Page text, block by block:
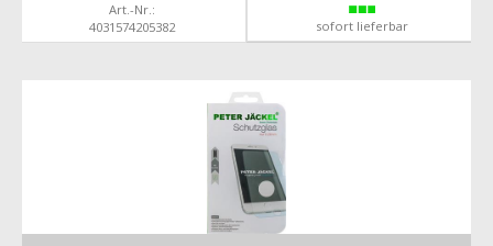
Art.-Nr.:
4031574205382
sofort lieferbar